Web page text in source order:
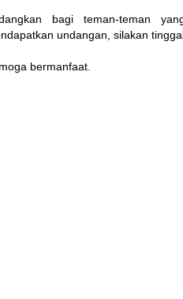
bagi teman-teman
undangan, silakan
bermanfaat.